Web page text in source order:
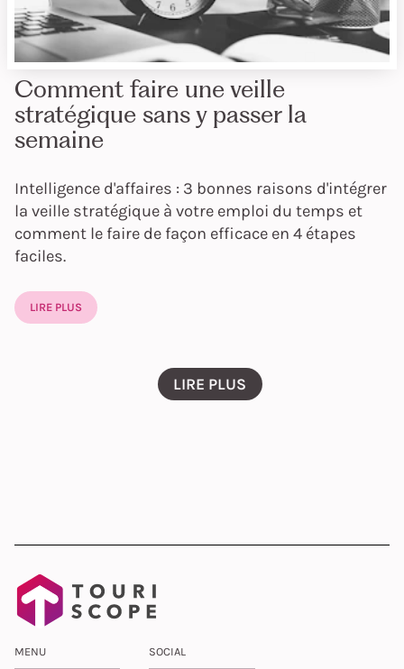
Comment faire une veille
stratégique sans y passer la
semaine
Intelligence d'affaires : 3 bonnes raisons d'intégrer
la veille stratégique à votre emploi du temps et
comment le faire de façon efficace en 4 étapes
faciles.
LIRE PLUS
LIRE PLUS
MENU SOCIAL